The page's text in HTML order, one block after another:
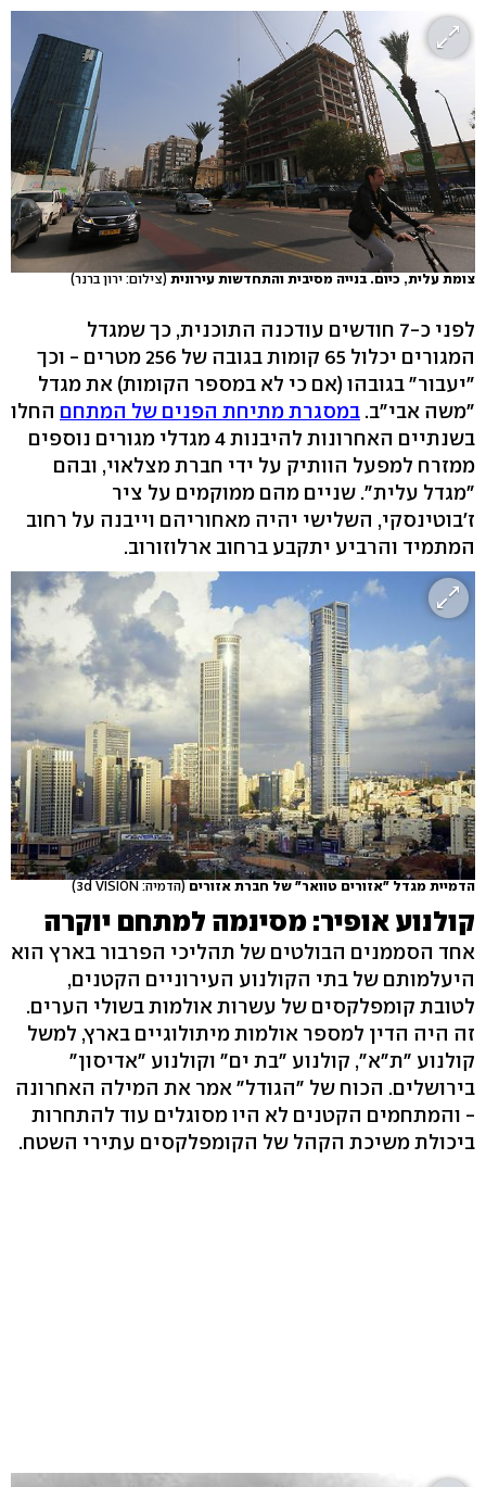
צומת עלית, כיום. בנייה מסיבית והתחדשות עירונית(צילום: ירון ברנר)
לפני כ-7 חודשים עודכנה התוכנית, כך שמגדל
המגורים יכלול 65 קומות בגובה של 256 מטרים - וכך
"יעבור" בגובהו (אם כי לא במספר הקומות) את מגדל
"משה אבי"ב. במסגרת מתיחת הפנים של המתחם החלו
בשנתיים האחרונות להיבנות 4 מגדלי מגורים נוספים
ממזרח למפעל הוותיק על ידי חברת מצלאוי, ובהם
"מגדל עלית". שניים מהם ממוקמים על ציר
ז'בוטינסקי, השלישי יהיה מאחוריהם וייבנה על רחוב
המתמיד והרביע יתקבע ברחוב ארלוזורוב.
הדמיית מגדל "אזורים טוואר" של חברת אזורים(הדמיה: 3d VISION)
קולנוע אופיר: מסינמה למתחם יוקרה
אחד הסממנים הבולטים של תהליכי הפרבור בארץ הוא
היעלמותם של בתי הקולנוע העירוניים הקטנים,
לטובת קומפלקסים של עשרות אולמות בשולי הערים.
זה היה הדין למספר אולמות מיתולוגיים בארץ, למשל
קולנוע "ת"א", קולנוע "בת ים" וקולנוע "אדיסון"
בירושלים. הכוח של "הגודל" אמר את המילה האחרונה
- והמתחמים הקטנים לא היו מסוגלים עוד להתחרות
ביכולת משיכת הקהל של הקומפלקסים עתירי השטח.